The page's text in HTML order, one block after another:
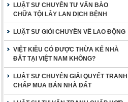
LUẬT SƯ CHUYÊN TƯ VẤN BÀO
CHỮA TỘI LÂY LAN DỊCH BỆNH
LUẬT SƯ GIỎI CHUYÊN VỀ LAO ĐỘNG
VIỆT KIỀU CÓ ĐƯỢC THỪA KẾ NHÀ
ĐẤT TẠI VIỆT NAM KHÔNG?
LUẬT SƯ CHUYÊN GIẢI QUYẾT TRANH
CHẤP MUA BÁN NHÀ ĐẤT